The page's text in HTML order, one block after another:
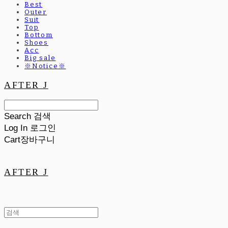
Best
Outer
Suit
Top
Bottom
Shoes
Acc
Big sale
※Notice※
AFTER J
Search 검색
Log In 로그인
Cart장바구니
AFTER J